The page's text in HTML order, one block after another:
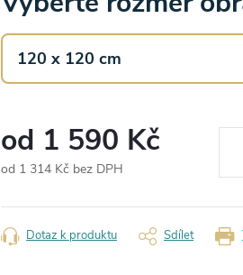
od 1 590 Kč
od 1 314 Kč bez DPH
cena:
Dotaz k produktu Sdílet